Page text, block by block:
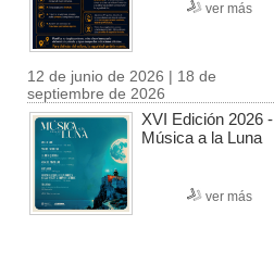
ver más
12 de junio de 2026 | 18 de
septiembre de 2026
XVI Edición 2026 -
Música a la Luna
ver más